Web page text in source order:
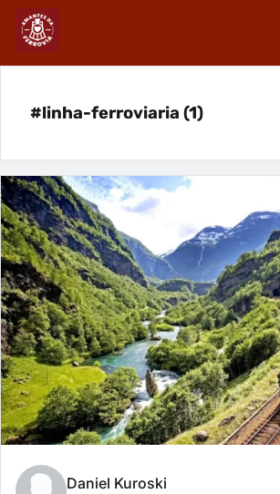
#linha-ferroviaria (1)
Daniel Kuroski